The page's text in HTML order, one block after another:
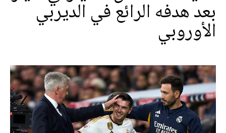
بعد هدفه الرائع في الديربي
الأوروبي